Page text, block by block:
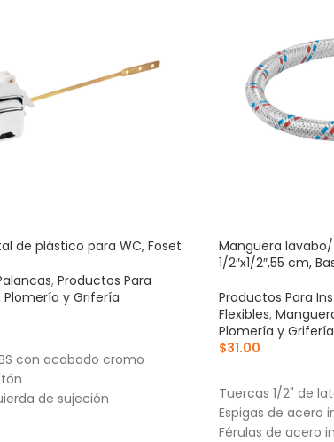
de plástico para WC, Foset
, Productos Para
Plomería y Grifería
con acabado cromo
de sujeción
Manguera
1/2″x1/2″,55 cm,
Productos Para
Flexibles,
Plomería y Grifería
$31.00
Tuercas 1/2" de
Espigas de acero
Férulas de acero